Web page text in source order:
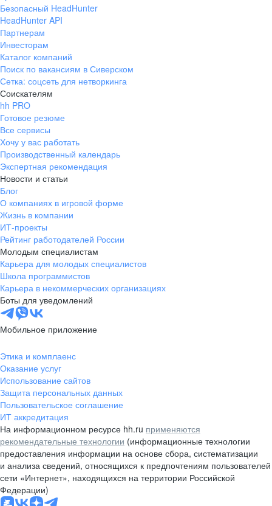
Безопасный HeadHunter
HeadHunter API
Партнерам
Инвесторам
Каталог компаний
Поиск по вакансиям в Сиверском
Сетка: соцсеть для нетворкинга
Соискателям
hh PRO
Готовое резюме
Все сервисы
Хочу у вас работать
Производственный календарь
Экспертная рекомендация
Новости и статьи
Блог
О компаниях в игровой форме
Жизнь в компании
ИТ-проекты
Рейтинг работодателей России
Молодым специалистам
Карьера для молодых специалистов
Школа программистов
Карьера в некоммерческих организациях
Боты для уведомлений
Мобильное приложение
Этика и комплаенс
Оказание услуг
Использование сайтов
Защита персональных данных
Пользовательское соглашение
ИТ аккредитация
На информационном ресурсе hh.ru применяются
рекомендательные технологии (информационные технологии
предоставления информации на основе сбора, систематизации
и анализа сведений, относящихся к предпочтениям пользователей
сети «Интернет», находящихся на территории Российской
Федерации)